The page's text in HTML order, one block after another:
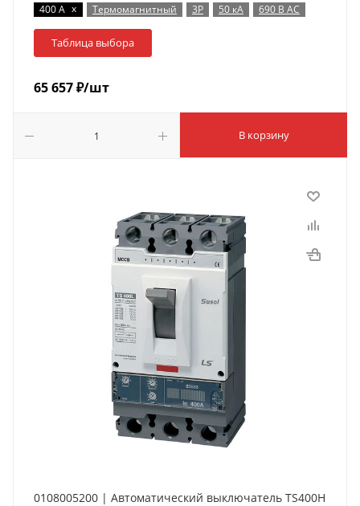
400 А x Термомагнитный 3P 50 кА 690 В AC
Таблица выбора
65 657₽/шт
В корзину
0108005200 | Автоматический выключатель TS400H